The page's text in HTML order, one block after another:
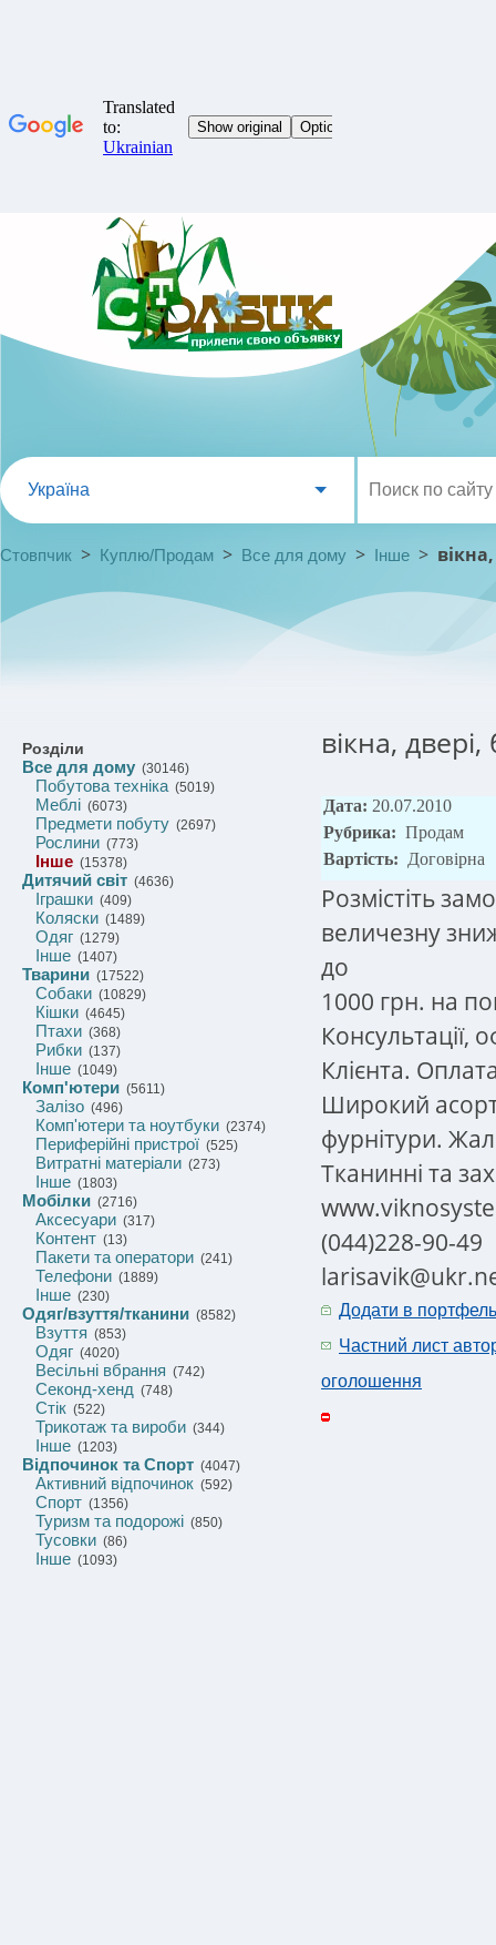
Україна
Стовпчик > Куплю/Продам > Все для дому > Інше >
Розділи
Все для дому (30146)
Побутова техніка(5019)
Меблі (6073)
Предмети побуту (2697)
Рослини (773)
Інше (15378)
Дитячий світ (4636)
Іграшки (409)
Коляски (1489)
Одяг (1279)
Інше (1407)
Тварини (17522)
Собаки (10829)
Кішки (4645)
Птахи (368)
Рибки (137)
Інше (1049)
Комп'ютери (5611)
Залізо (496)
Комп'ютери та ноутбуки (2374)
Периферійні пристрої (525)
Витратні матеріали (273)
Інше (1803)
Мобілки (2716)
Аксесуари (317)
Контент (13)
Пакети та оператори (241)
Телефони (1889)
Інше (230)
Одяг/взуття/тканини (8582)
Взуття (853)
Одяг (4020)
Весільні вбрання (742)
Секонд-хенд (748)
Стік (522)
Трикотаж та вироби (344)
Інше (1203)
Відпочинок та Спорт (4047)
Активний відпочинок (592)
Спорт (1356)
Туризм та подорожі (850)
Тусовки (86)
Інше (1093)
вікна,
Дата: 20.07.2010
Рубрика: Продам
Вартість: Договірна
Розмістіть
величезну
до
1000 грн. на
Консультації,
Клієнта.
Широкий
фурнітури.
Тканинні та
(044)228-90-49
Додати в портфель
Частний лист
оголошення